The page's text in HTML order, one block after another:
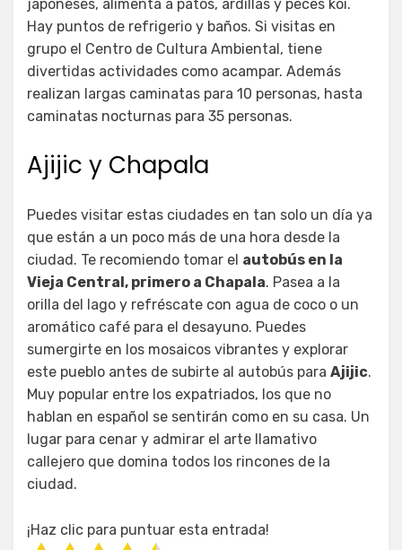
japoneses, alimenta a patos, ardillas y peces koi.
Hay puntos de refrigerio y baños. Si visitas en
grupo el Centro de Cultura Ambiental, tiene
divertidas actividades como acampar. Además
realizan largas caminatas para 10 personas, hasta
caminatas nocturnas para 35 personas.
Ajijic y Chapala
Puedes visitar estas ciudades en tan solo un día ya
que están a un poco más de una hora desde la
ciudad. Te recomiendo tomar el autobús en la
Vieja Central, primero a Chapala. Pasea a la
orilla del lago y refréscate con agua de coco o un
aromático café para el desayuno. Puedes
sumergirte en los mosaicos vibrantes y explorar
este pueblo antes de subirte al autobús para Ajijic.
Muy popular entre los expatriados, los que no
hablan en español se sentirán como en su casa. Un
lugar para cenar y admirar el arte llamativo
callejero que domina todos los rincones de la
ciudad.
¡Haz clic para puntuar esta entrada!